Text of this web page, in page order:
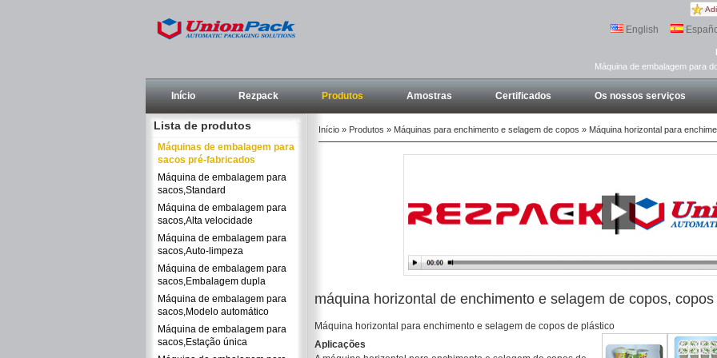
English
Máquina de embalagem para
Início Rezpack Produtos Amostras Certificados Os nossos serviços
Lista de produtos
Máquinas de embalagem para
sacos pré-fabricados
Máquina de embalagem para
sacos,Standard
Máquina de embalagem para
sacos,Alta velocidade
Máquina de embalagem para
sacos,Auto-limpeza
Máquina de embalagem para
sacos,Embalagem dupla
Máquina de embalagem para
sacos,Modelo automático
Máquina de embalagem para
sacos,Estação única
Início» Produtos » Máquinas para enchimento e selagem de copos » Máquina horizontal para
máquina horizontal de enchimento e selagem de copos,
Máquina horizontal para enchimento e selagem de copos de plástico
Aplicações